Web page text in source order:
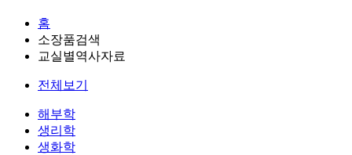
홈
소장품검색
교실별역사자료
전체보기
해부학
생리학
생화학